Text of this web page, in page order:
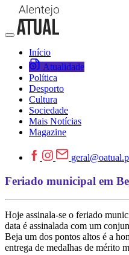
Início
Atualidade
Política
Desporto
Cultura
Sociedade
Mais Notícias
Magazine
Feriado municipal em
Hoje assinala-se o feriado
data é assinalada com um
Beja um dos pontos altos é a
entrega de medalhas de mérito